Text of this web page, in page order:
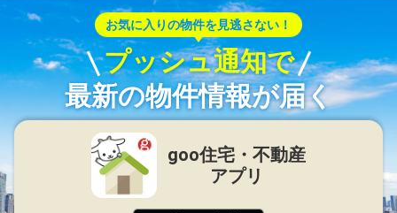
お気に入りの物件を見逃さない！
プッシュ通知で
最新の物件情報が届く
goo住宅・不動産
アプリ